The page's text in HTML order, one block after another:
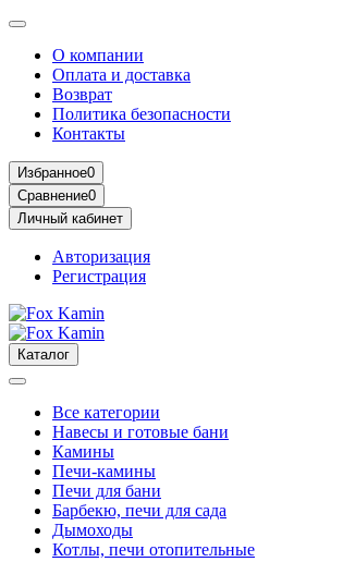
О компании
Оплата и доставка
Возврат
Политика безопасности
Контакты
Избранное0
Сравнение0
Личный кабинет
Авторизация
Регистрация
Каталог
Все категории
Навесы и готовые бани
Камины
Печи-камины
Печи для бани
Барбекю, печи для сада
Дымоходы
Котлы, печи отопительные